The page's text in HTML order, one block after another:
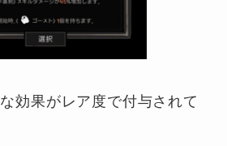
効果がレア度で付与されて